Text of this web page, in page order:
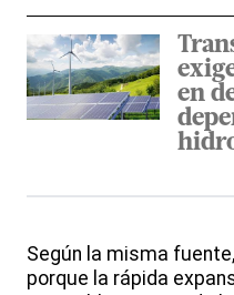
en
Según la misma
porque la rápida